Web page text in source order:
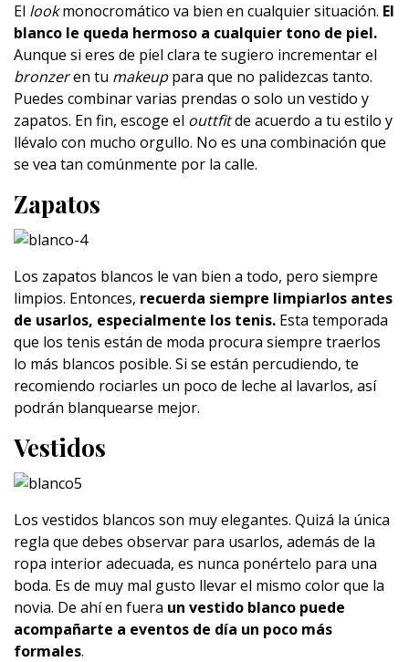
El lookmonocromático va bien en cualquier situación. El
blanco le queda hermoso a cualquier tono de piel.
Aunque si eres de piel clara te sugiero incrementar el
bronzeren tu makeuppara que no palidezcas tanto.
Puedes combinar varias prendas o solo un vestido y
zapatos. En fin, escoge el outtfitde acuerdo a tu estilo y
llévalo con mucho orgullo. No es una combinación que
se vea tan comúnmente por la calle.
Zapatos
Los zapatos blancos le van bien a todo, pero siempre
limpios. Entonces, recuerda siempre limpiarlos antes
de usarlos, especialmente los tenis. Esta temporada
que los tenis están de moda procura siempre traerlos
lo más blancos posible. Si se están percudiendo, te
recomiendo rociarles un poco de leche al lavarlos, así
podrán blanquearse mejor.
Vestidos
Los vestidos blancos son muy elegantes. Quizá la única
regla que debes observar para usarlos, además de la
ropa interior adecuada, es nunca ponértelo para una
boda. Es de muy mal gusto llevar el mismo color que la
novia. De ahí en fuera un vestido blanco puede
acompañarte a eventos de día un poco más
formales.